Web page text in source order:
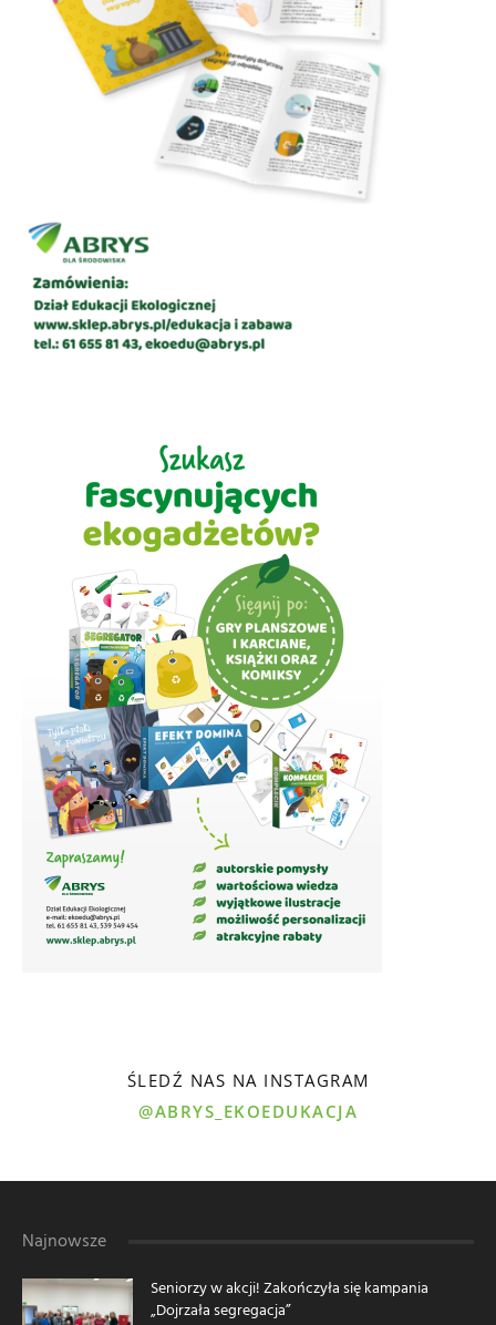
ŚLEDŹ NAS NA INSTAGRAM
@ABRYS_EKOEDUKACJA
Najnowsze
Seniorzy w akcji! Zakończyła się kampania
„Dojrzała segregacja”